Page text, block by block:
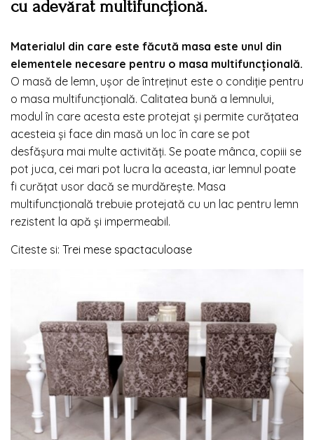
cu adevărat multifuncționă.
Materialul din care este făcută masa este unul din
elementele necesare pentru o masa multifuncțională.
O masă de lemn, ușor de întreținut este o condiție pentru
o masa multifuncțională. Calitatea bună a lemnului,
modul în care acesta este protejat și permite curățatea
acesteia și face din masă un loc în care se pot
desfășura mai multe activități. Se poate mânca, copiii se
pot juca, cei mari pot lucra la aceasta, iar lemnul poate
fi curățat usor dacă se murdărește. Masa
multifuncțională trebuie protejată cu un lac pentru lemn
rezistent la apă și impermeabil.
Citeste si: Trei mese spactaculoase